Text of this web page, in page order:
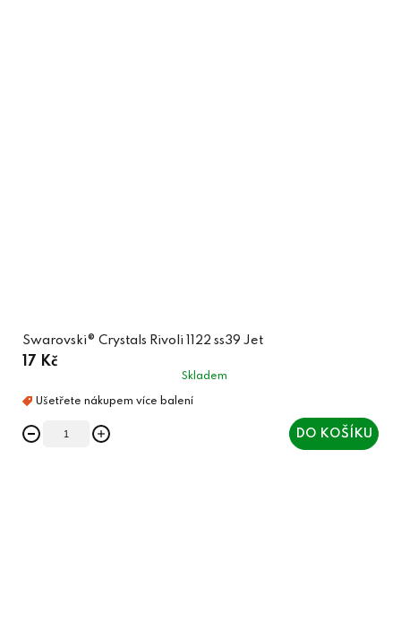
Swarovski® Crystals Rivoli 1122 ss39 Jet
17 Kč
Skladem
DO KOŠÍKU